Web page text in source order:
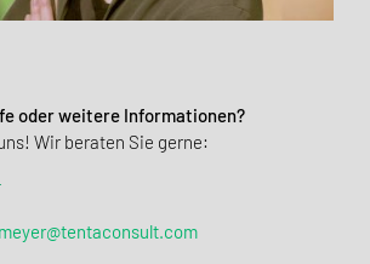
oder weitere Informationen?
Wir beraten Sie gerne: